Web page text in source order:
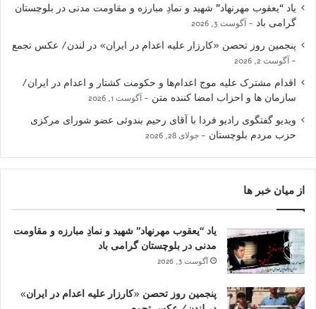
یاد “یعقوب مهرنهاد” شهید و نمادِ مبارزه و مقاومت مدنی در بلوچستان
گرامی باد
آگوست 3, 2026
پنجمین روز تحصن «کارزار علیه اعدام در ایران» در لندن/ عکس تجمع
آگوست 2, 2026
اقدام مشترک علیه موج اعدام‌ها و حکومت کشتار و اعدام در ایران/
سازمان ها و احزاب امضا کننده متن
آگوست 1, 2026
ویدیو گفتگوی رادیو فردا با آقای رحیم بندوئی عضو شورای مرکزی
حزب مردم بلوچستان
جولای 28, 2026
از میان خبر ها
یاد “یعقوب مهرنهاد” شهید و نمادِ مبارزه و مقاومت
مدنی در بلوچستان گرامی باد
آگوست 3, 2026
پنجمین روز تحصن «کارزار علیه اعدام در ایران»